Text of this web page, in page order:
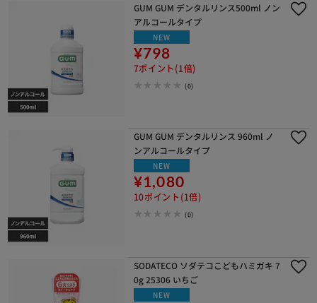
GUM GUM デンタルリンス500ml ノン
アルコールタイプ
NEW
¥798
7ポイント(1倍)
(0)
GUM GUM デンタルリンス 960ml ノ
ンアルコールタイプ
NEW
¥1,080
10ポイント(1倍)
(0)
SODATECO ソダテコこどもハミガキ 7
0g 25306 いちご
NEW